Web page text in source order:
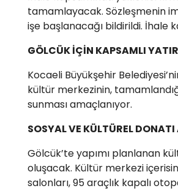
tamamlayacak. Sözleşmenin
işe başlanacağı bildirildi. İhale
GÖLCÜK İÇİN KAPSAMLI
Kocaeli Büyükşehir
kültür merkezinin,
sunması amaçlanıyor.
SOSYAL VE KÜLTÜREL
Gölcük’te yapımı planlanan
oluşacak. Kültür merkezi
salonları, 95 araçlık kapalı